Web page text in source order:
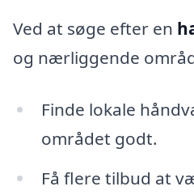
Ved at søge efter en
og nærliggende
Finde lokale
området godt.
Få flere tilbud at